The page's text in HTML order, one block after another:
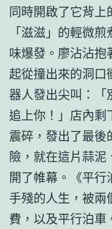
同時開啟了它背上
「滋滋」的輕微
味爆發。廖沾沾抱
起從撞出來的洞
器人發出尖叫：「
追上你！」店內剩
震碎，發出了最後
險，就在這片蒜泥
開了帷幕。《平
手殘的人生，被兩
費，以及平行泊車